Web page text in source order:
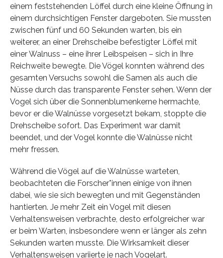
einem feststehenden Löffel durch eine kleine Öffnung in
einem durchsichtigen Fenster dargeboten. Sie mussten
zwischen fünf und 60 Sekunden warten, bis ein
weiterer, an einer Drehscheibe befestigter Löffel mit
einer Walnuss – eine ihrer Leibspeisen – sich in Ihre
Reichweite bewegte. Die Vögel konnten während des
gesamten Versuchs sowohl die Samen als auch die
Nüsse durch das transparente Fenster sehen. Wenn der
Vogel sich über die Sonnenblumenkerne hermachte,
bevor er die Walnüsse vorgesetzt bekam, stoppte die
Drehscheibe sofort. Das Experiment war damit
beendet, und der Vogel konnte die Walnüsse nicht
mehr fressen.
Während die Vögel auf die Walnüsse warteten,
beobachteten die Forscher*innen einige von ihnen
dabei, wie sie sich bewegten und mit Gegenständen
hantierten. Je mehr Zeit ein Vogel mit diesen
Verhaltensweisen verbrachte, desto erfolgreicher war
er beim Warten, insbesondere wenn er länger als zehn
Sekunden warten musste. Die Wirksamkeit dieser
Verhaltensweisen variierte je nach Vogelart.